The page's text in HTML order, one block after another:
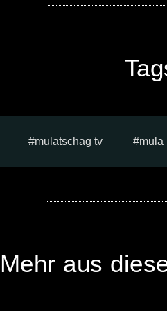
mulatschag tv mula
Mehr aus